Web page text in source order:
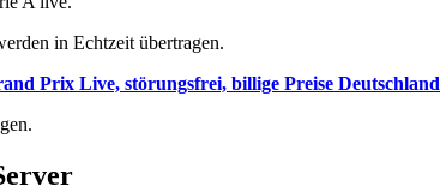
in Echtzeit übertragen.
Prix Live, störungsfrei, billige Preise Deutschland